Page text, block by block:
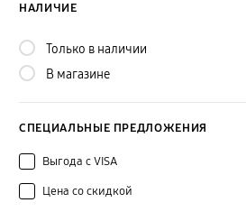
НАЛИЧИЕ
Только в наличии
В магазине
СПЕЦИАЛЬНЫЕ ПРЕДЛОЖЕНИЯ
Выгода с VISA
Цена со скидкой